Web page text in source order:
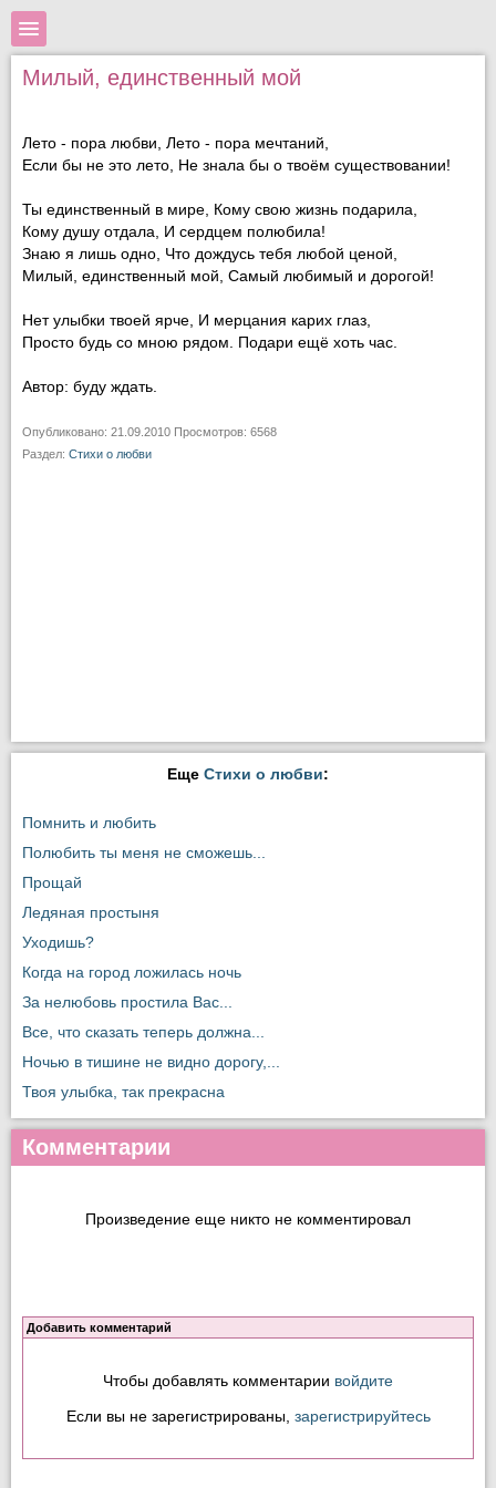
Милый, единственный мой
Лето - пора любви, Лето - пора мечтаний,
Если бы не это лето, Не знала бы о твоём существовании!
Ты единственный в мире, Кому свою жизнь подарила,
Кому душу отдала, И сердцем полюбила!
Знаю я лишь одно, Что дождусь тебя любой ценой,
Милый, единственный мой, Самый любимый и дорогой!
Нет улыбки твоей ярче, И мерцания карих глаз,
Просто будь со мною рядом. Подари ещё хоть час.
Автор: буду ждать.
Опубликовано: 21.09.2010 Просмотров: 6568
Раздел: Стихи о любви
Еще Стихи о любви:
Помнить и любить
Полюбить ты меня не сможешь...
Прощай
Ледяная простыня
Уходишь?
Когда на город ложилась ночь
За нелюбовь простила Вас...
Все, что сказать теперь должна...
Ночью в тишине не видно дорогу,...
Твоя улыбка, так прекрасна
Комментарии
Произведение еще никто не комментировал
Добавить комментарий
Чтобы добавлять комментарии войдите
Если вы не зарегистрированы, зарегистрируйтесь